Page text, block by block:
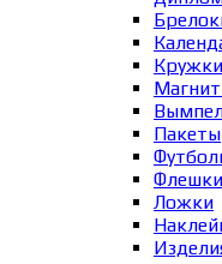
Пакеты
Флешки
Ложки